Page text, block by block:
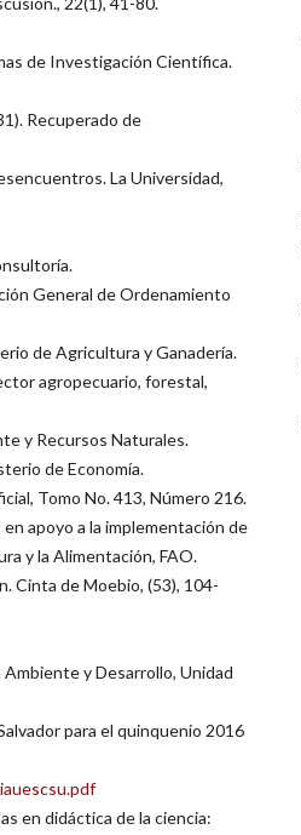
de Investigación Científica.
Recuperado de
La Universidad,
General de Ordenamiento
de Agricultura y Ganadería.
agropecuario, forestal,
y Recursos Naturales.
de Economía.
Tomo No. 413, Número 216.
apoyo a la implementación de
y la Alimentación, FAO.
Cinta de Moebio, (53), 104-
y Desarrollo, Unidad
para el quinquenio 2016
en didáctica de la ciencia: